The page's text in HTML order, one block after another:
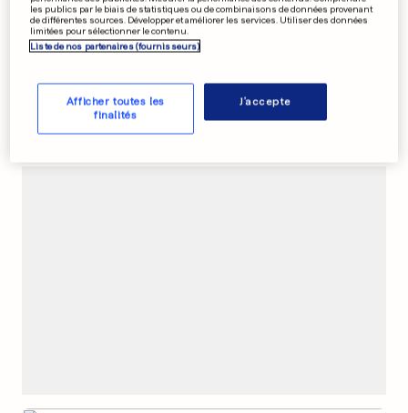
BERCHEM
«Éviter que le moustique
Luxembourg»
10
les publics par le biais de statistiques ou de combinaisons de données provenant
de différentes sources. Développer et améliorer les services. Utiliser des données
limitées pour sélectionner le contenu.
Liste de nos partenaires (fournisseurs)
Afficher toutes les
finalités
J'accepte